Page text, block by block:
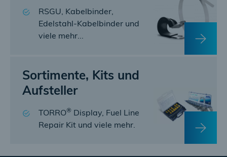
RSGU, Kabelbinder,
Edelstahl-Kabelbinder und
viele mehr...
Sortimente, Kits und
Aufsteller
TORRO® Display, Fuel Line
Repair Kit​ und viele mehr.